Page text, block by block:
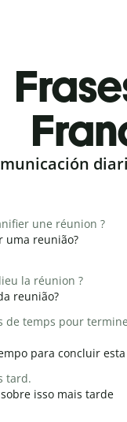
une réunion ?
uma reunião?
la réunion ?
reunião?
de temps pour
para concluir
tard.
isso mais tarde